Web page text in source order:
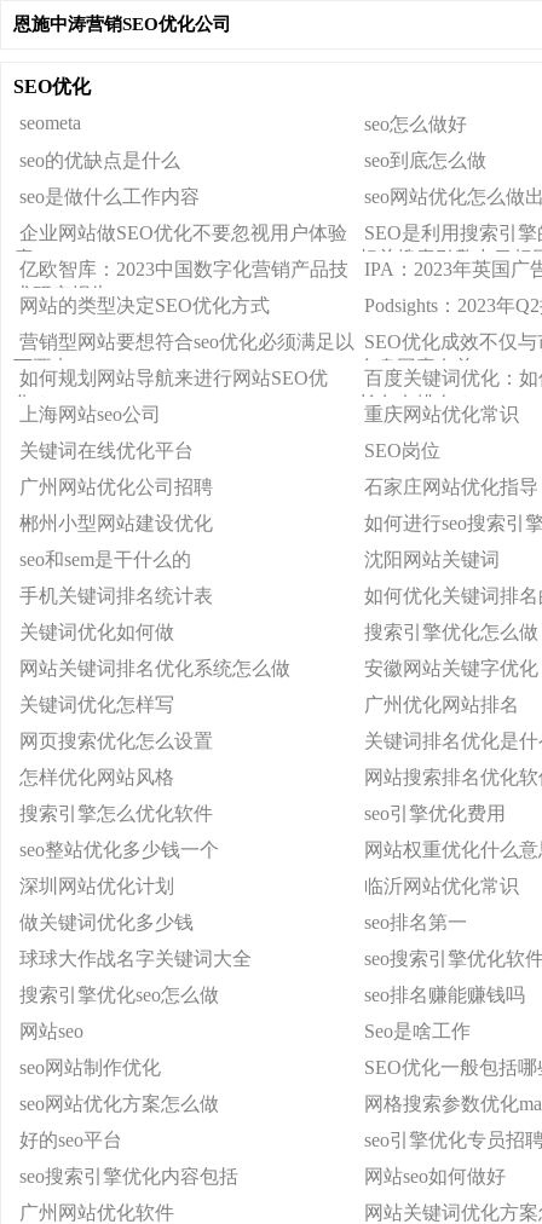
恩施中涛营销SEO优化公司
SEO优化
seometa
seo怎么做好
seo的优缺点是什么
seo到底怎么做
seo是做什么工作内容
seo网站优化怎么做
企业网站做SEO优化不要忽视用户体验
度
SEO是利用搜索引
相关搜索引擎中目标
亿欧智库：2023中国数字化营销产品技
术研究报告
IPA：2023年英国广
网站的类型决定SEO优化方式
Podsights：2023年
营销型网站要想符合seo优化必须满足以
下要点
SEO优化成效不仅
自身因素有关
如何规划网站导航来进行网站SEO优
化？
百度关键词优化：
长久有排名？
上海网站seo公司
重庆网站优化常识
关键词在线优化平台
SEO岗位
广州网站优化公司招聘
石家庄网站优化指导
郴州小型网站建设优化
如何进行seo搜索引
seo和sem是干什么的
沈阳网站关键词
手机关键词排名统计表
如何优化关键词排
关键词优化如何做
搜索引擎优化怎么做
网站关键词排名优化系统怎么做
安徽网站关键字优化
关键词优化怎样写
广州优化网站排名
网页搜索优化怎么设置
关键词排名优化是
怎样优化网站风格
网站搜索排名优化软
搜索引擎怎么优化软件
seo引擎优化费用
seo整站优化多少钱一个
网站权重优化什么意
深圳网站优化计划
临沂网站优化常识
做关键词优化多少钱
seo排名第一
球球大作战名字关键词大全
seo搜索引擎优化软
搜索引擎优化seo怎么做
seo排名赚能赚钱吗
网站seo
Seo是啥工作
seo网站制作优化
SEO优化一般包括哪
seo网站优化方案怎么做
网格搜索参数优化
好的seo平台
seo引擎优化专员招
seo搜索引擎优化内容包括
网站seo如何做好
广州网站优化软件
网站关键词优化方